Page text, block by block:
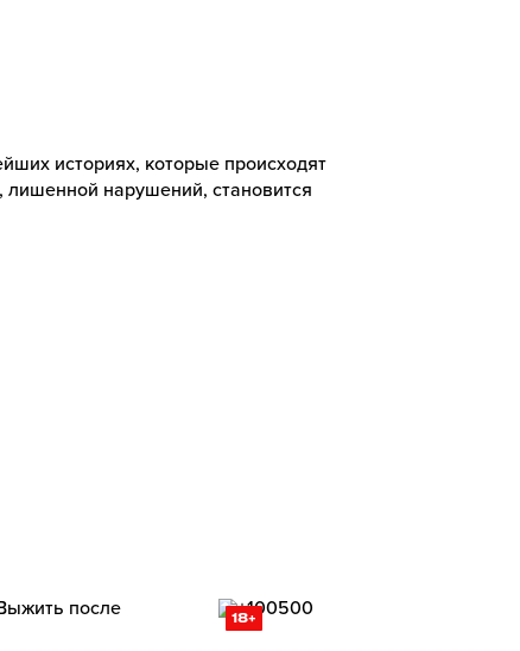
историях, которые происходят
нарушений, становится
18+